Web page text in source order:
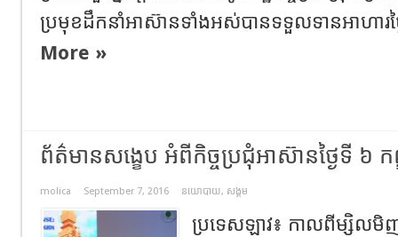
ប្រមុខដឹកនាំអាស៊ានទាំងអស់បានទទួលទានអាហារថ្ង
More »
ព័ត៌មានសង្ខេប អំពីកិច្ចប្រជុំអាស៊ានថ្ងៃទី ៦
molica September 7, 2016 នយោបាយ, សង្គម
ប្រទេសឡាវ៖ កាលពីម្សិលមិ